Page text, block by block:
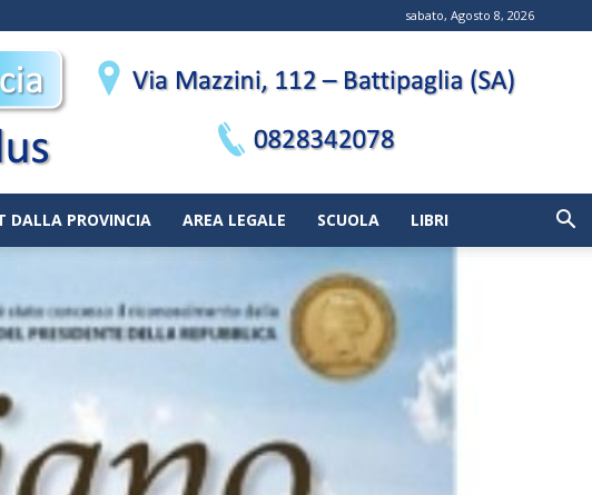
sabato, Agosto 8, 2026
DALLA PROVINCIA AREA LEGALE SCUOLA LIBRI